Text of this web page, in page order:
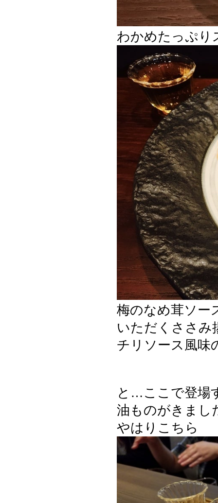
わかめたっぷり
梅のなめ茸ソー
いただくささみ
チリソース風味
と…ここで登場
油ものがきまし
やはりこちら